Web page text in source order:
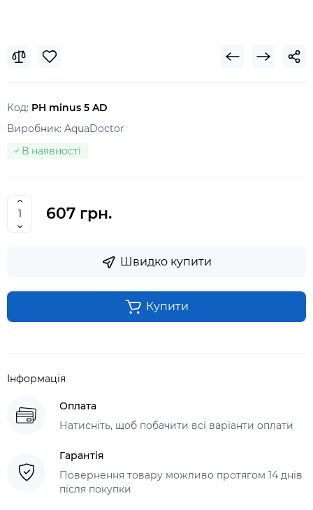
Код: PH minus 5 AD
Виробник: AquaDoctor
В наявності
607 грн.
Швидко купити
Купити
Інформація
Оплата
Натисніть, щоб побачити всі варіанти оплати
Гарантія
Повернення товару можливо протягом 14 днів
після покупки